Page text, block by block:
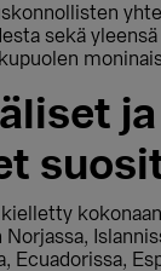
sekä yleensä
ja
Ecuadorissa,